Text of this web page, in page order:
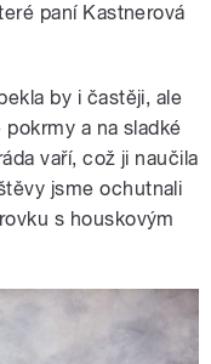
paní Kastnerová
by i častěji, ale
a na sladké
vaří, což ji naučila
jsme ochutnali
s houskovým